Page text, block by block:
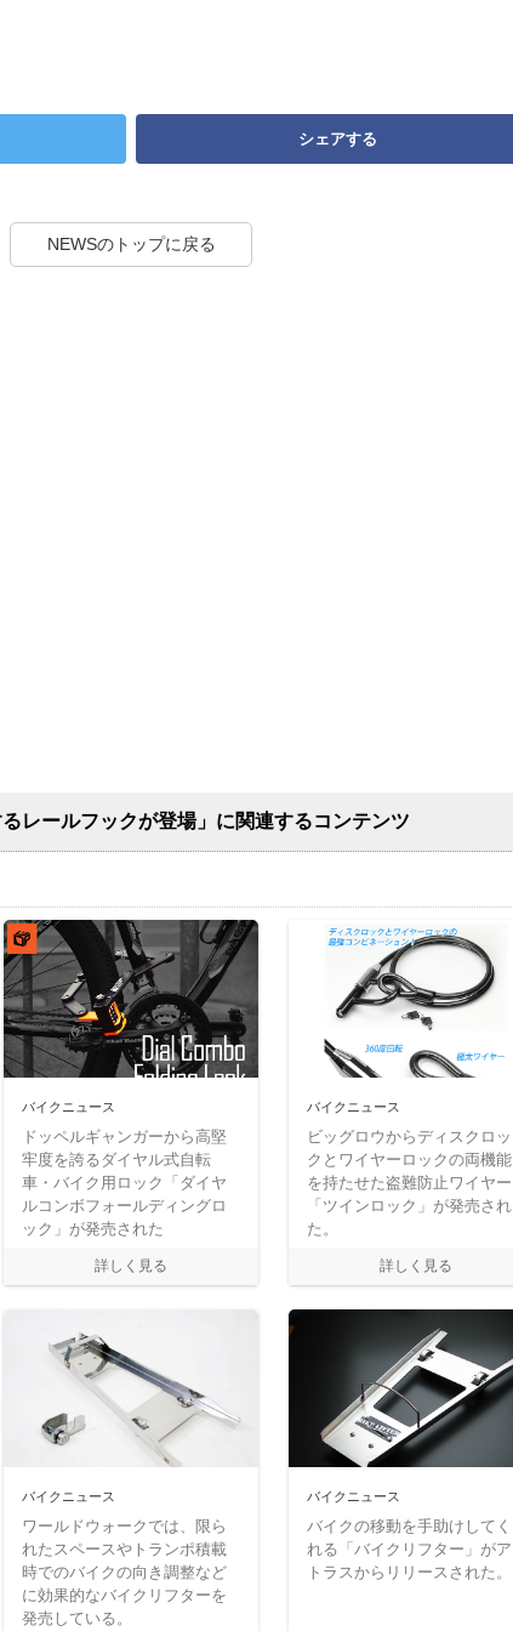
シェアする
NEWSのトップに戻る
レールフックが登場」に関連するコンテンツ
バイクニュース
ドッペルギャンガーから高堅
牢度を誇るダイヤル式自転
車・バイク用ロック「ダイヤ
ルコンボフォールディングロ
ック」が発売された
バイクニュース
ビッグロウからディスクロッ
クとワイヤーロックの両機能
を持たせた盗難防止ワイヤー
「ツインロック」が発売され
た。
バイクニュース
ワールドウォークでは、限ら
れたスペースやトランポ積載
時でのバイクの向き調整など
に効果的なバイクリフターを
発売している。
バイクニュース
バイクの移動を手助けしてく
れる「バイクリフター」がア
トラスからリリースされた。